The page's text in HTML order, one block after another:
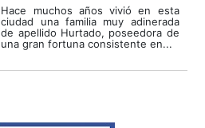
Hace muchos años vivió en esta
ciudad una familia muy adinerada
de apellido Hurtado, poseedora de
una gran fortuna consistente en...